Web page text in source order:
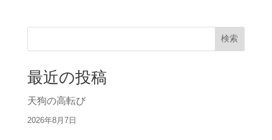
検索
最近の投稿
天狗の高転び
2026年8月7日